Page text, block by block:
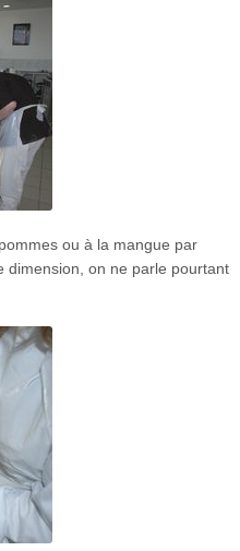
ou à la mangue par
dimension, on ne parle pourtant